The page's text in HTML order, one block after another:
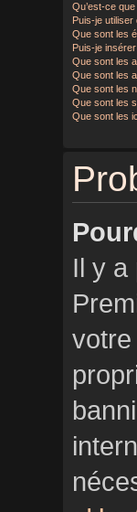
Qu’est-ce
Puis-je utiliser
Que sont les
Puis-je
Que sont les
Que sont les
Que sont les
Que sont les
Que sont les
Il y a
votre